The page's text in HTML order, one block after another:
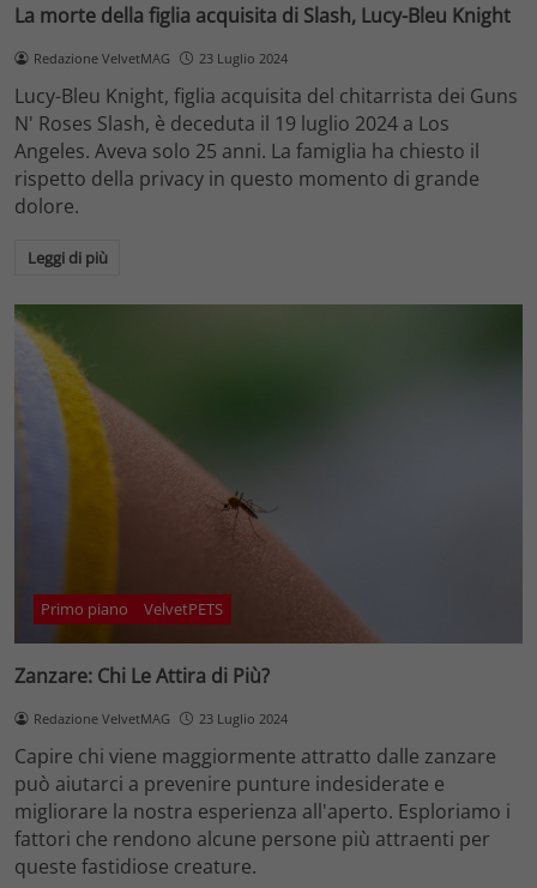
La morte della figlia acquisita di Slash, Lucy-Bleu Knight
Redazione VelvetMAG 23 Luglio 2024
Lucy-Bleu Knight, figlia acquisita del chitarrista dei Guns
N' Roses Slash, è deceduta il 19 luglio 2024 a Los
Angeles. Aveva solo 25 anni. La famiglia ha chiesto il
rispetto della privacy in questo momento di grande
dolore.
Leggi di più
Primo piano VelvetPETS
Zanzare: Chi Le Attira di Più?
Redazione VelvetMAG 23 Luglio 2024
Capire chi viene maggiormente attratto dalle zanzare
può aiutarci a prevenire punture indesiderate e
migliorare la nostra esperienza all'aperto. Esploriamo i
fattori che rendono alcune persone più attraenti per
queste fastidiose creature.